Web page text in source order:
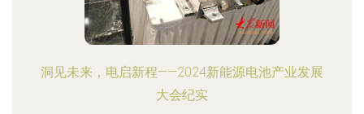
洞见未来，电启新程——2024新能源电池产业发展
大会纪实